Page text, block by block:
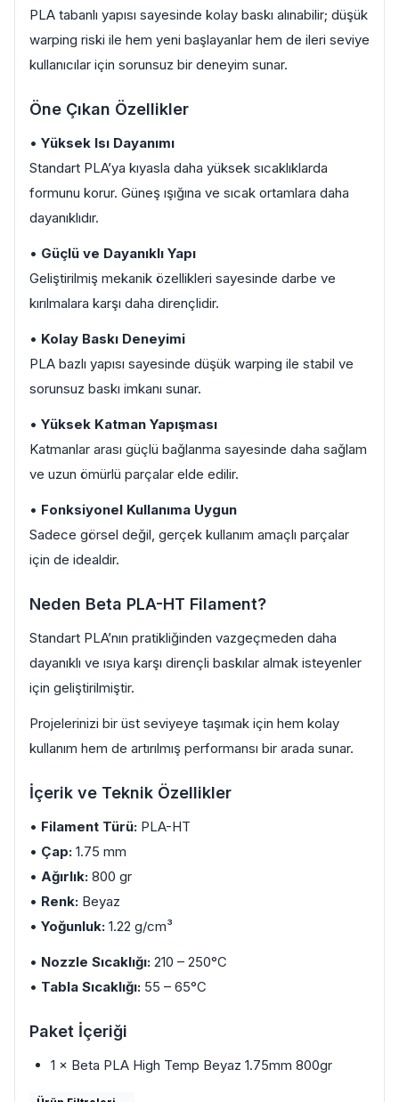
PLA tabanlı yapısı sayesinde kolay baskı alınabilir; düşük
warping riski ile hem yeni başlayanlar hem de ileri seviye
kullanıcılar için sorunsuz bir deneyim sunar.
Öne Çıkan Özellikler
• Yüksek Isı Dayanımı
Standart PLA’ya kıyasla daha yüksek sıcaklıklarda
formunu korur. Güneş ışığına ve sıcak ortamlara daha
dayanıklıdır.
• Güçlü ve Dayanıklı Yapı
Geliştirilmiş mekanik özellikleri sayesinde darbe ve
kırılmalara karşı daha dirençlidir.
• Kolay Baskı Deneyimi
PLA bazlı yapısı sayesinde düşük warping ile stabil ve
sorunsuz baskı imkanı sunar.
• Yüksek Katman Yapışması
Katmanlar arası güçlü bağlanma sayesinde daha sağlam
ve uzun ömürlü parçalar elde edilir.
• Fonksiyonel Kullanıma Uygun
Sadece görsel değil, gerçek kullanım amaçlı parçalar
için de idealdir.
Neden Beta PLA-HT Filament?
Standart PLA’nın pratikliğinden vazgeçmeden daha
dayanıklı ve ısıya karşı dirençli baskılar almak isteyenler
için geliştirilmiştir.
Projelerinizi bir üst seviyeye taşımak için hem kolay
kullanım hem de artırılmış performansı bir arada sunar.
İçerik ve Teknik Özellikler
• Filament Türü: PLA-HT
• Çap: 1.75 mm
• Ağırlık: 800 gr
• Renk: Beyaz
• Yoğunluk: 1.22 g/cm³
• Nozzle Sıcaklığı: 210 – 250°C
• Tabla Sıcaklığı: 55 – 65°C
Paket İçeriği
1 × Beta PLA High Temp Beyaz 1.75mm 800gr